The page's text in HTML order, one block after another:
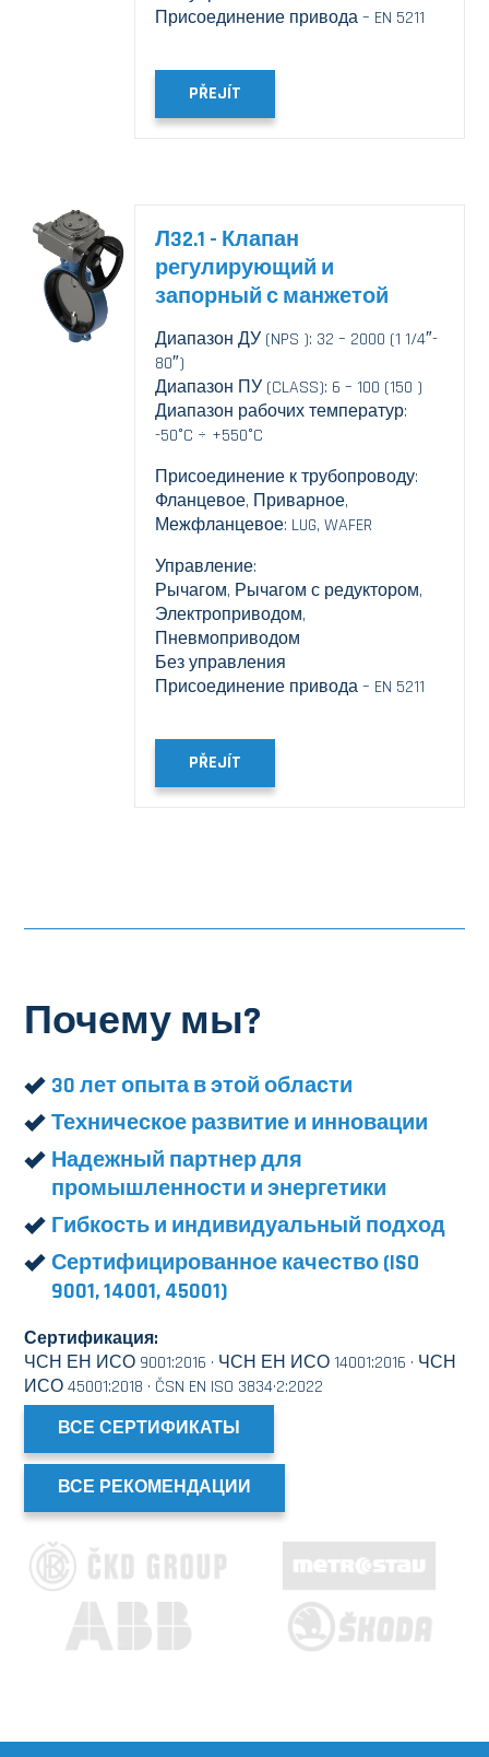
Присоединение привода – EN 5211
PŘEJÍT
Л32.1 - Клапан
регулирующий и
запорный с манжетой
Диапазон ДУ (NPS ): 32 – 2000 (1 1/4″-
80″)
Диапазон ПУ (CLASS): 6 – 100 (150 )
Диапазон рабочих температур:
-50°C ÷ +550°C
Присоединение к трубопроводу:
Фланцевое, Приварное,
Межфланцевое: LUG, WAFER
Управление:
Рычагом, Рычагом с редуктором,
Электроприводом,
Пневмоприводом
Без управления
Присоединение привода – EN 5211
PŘEJÍT
Почему мы?
30 лет опыта в этой области
Техническое развитие и инновации
Надежный партнер для
промышленности и энергетики
Гибкость и индивидуальный подход
Сертифицированное качество (ISO
9001, 14001, 45001)
Сертификация:
ЧСН ЕН ИСО 9001:2016 · ЧСН ЕН ИСО 14001:2016 · ЧСН
ИСО 45001:2018 · ČSN EN ISO 3834·2:2022
ВСЕ СЕРТИФИКАТЫ
ВСЕ РЕКОМЕНДАЦИИ